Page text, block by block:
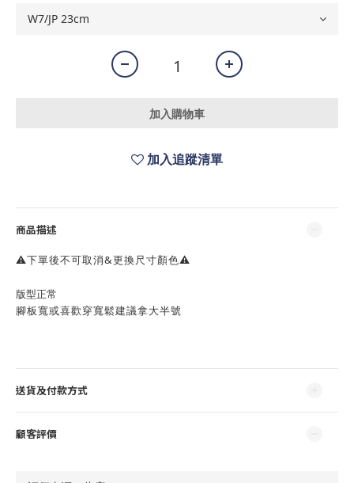
加入購物車
加入追蹤清單
商品描述
⚠️下單後不可取消&更換尺寸顏色⚠️
版型正常
腳板寬或喜歡穿寬鬆建議拿大半號
送貨及付款方式
顧客評價